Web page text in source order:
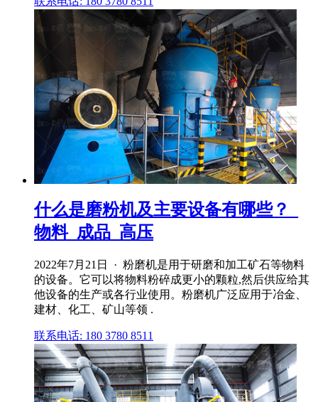
什么是磨粉机及主要设备有哪些？_
物料_成品_高压
2022年7月21日 · 粉磨机是用于研磨和加工矿石等物料
的设备。它可以将物料粉碎成更小的颗粒,然后供应给其
他设备的生产或各行业使用。粉磨机广泛应用于冶金、
建材、化工、矿山等领 .
联系电话: 180 3780 8511